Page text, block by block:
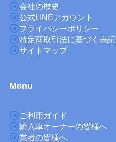
会社の歴史
公式LINEアカウント
プライバシーポリシー
特定商取引法に基づく表記
サイトマップ
Menu
ご利用ガイド
輸入車オーナーの皆様へ
業者の皆様へ